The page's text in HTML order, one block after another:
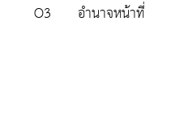
O3
อำนาจหน้าที่